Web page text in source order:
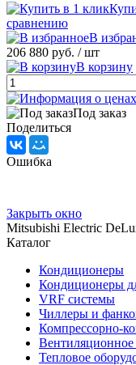
сравнению
В
206 880 руб. / шт
В корзину
Под заказ
Поделиться
Ошибка
Закрыть окно
Mitsubishi Electric
Каталог
Кондиционеры
Кондиционеры
VRF системы
Чиллеры и
Компрессорно-
Вентиляционное
Тепловое